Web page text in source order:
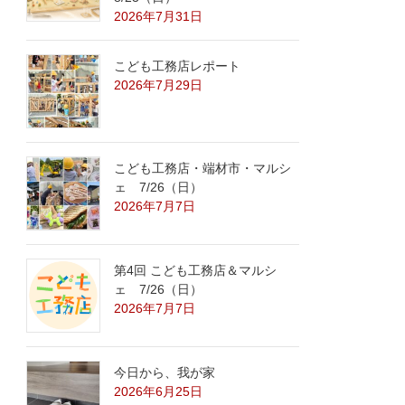
2026年7月31日
こども工務店レポート
2026年7月29日
こども工務店・端材市・マルシ
ェ 7/26（日）
2026年7月7日
第4回 こども工務店＆マルシ
ェ 7/26（日）
2026年7月7日
今日から、我が家
2026年6月25日